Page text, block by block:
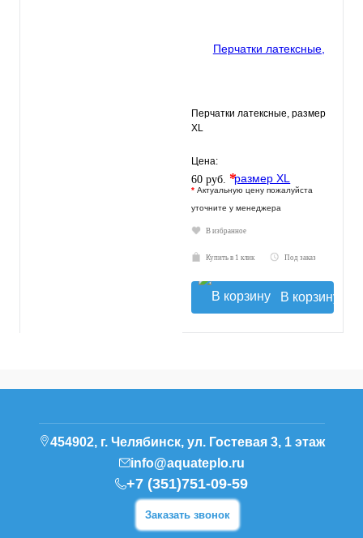
Перчатки латексные, размер
XL
Цена:
60 руб. *
* Актуальную цену пожалуйста
уточните у менеджера
В избранное
Купить в 1 клик Под заказ
В корзину
454902, г. Челябинск, ул. Гостевая 3, 1 этаж
info@aquateplo.ru
+7 (351)751-09-59
Заказать звонок